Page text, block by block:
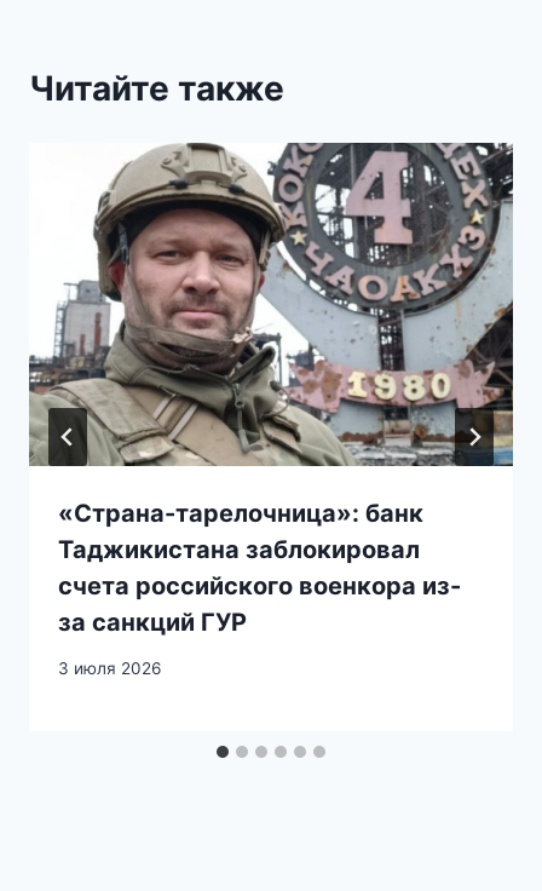
Читайте также
«Страна-тарелочница»: банк
Таджикистана заблокировал
счета российского военкора из-
за санкций ГУР
3 июля 2026